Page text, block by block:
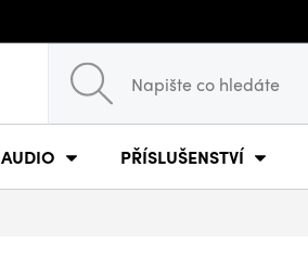
AUDIO PŘÍSLUŠENSTVÍ